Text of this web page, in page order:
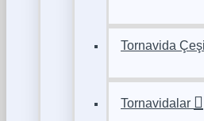
Tornavida
Tornavidalar